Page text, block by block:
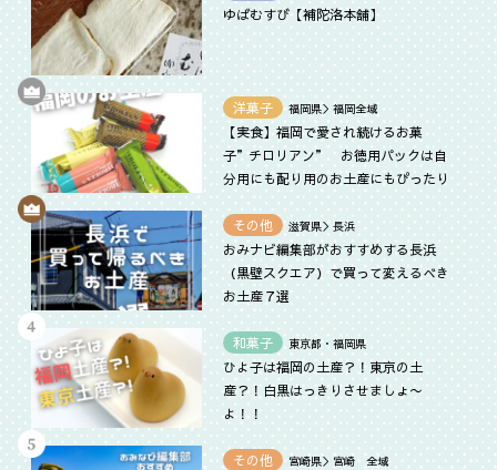
ゆばむすび【補陀洛本舗】
洋菓子 福岡県＞福岡全域
【実食】福岡で愛され続けるお菓
子”チロリアン” お徳用パックは自
分用にも配り用のお土産にもぴったり
その他 滋賀県＞長浜
おみナビ編集部がおすすめする長浜
（黒壁スクエア）で買って変えるべき
お土産７選
和菓子 東京都・福岡県
ひよ子は福岡の土産？！東京の土
産？！白黒はっきりさせましょ〜
よ！！
その他 宮崎県＞宮崎 全域